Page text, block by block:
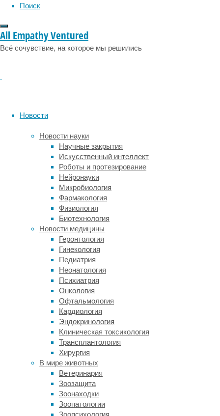
Поиск
All Empathy Ventured
Всё сочувствие, на которое мы решились
Новости
Новости науки
Научные закрытия
Искусственный интеллект
Роботы и протезирование
Нейронауки
Микробиология
Фармакология
Физиология
Биотехнология
Новости медицины
Геронтология
Гинекология
Педиатрия
Неонатология
Психиатрия
Онкология
Офтальмология
Кардиология
Эндокринология
Клиническая токсикология
Трансплантология
Хирургия
В мире животных
Ветеринария
Зоозащита
Зоонаходки
Зоопатологии
Зоопсихология
100
килограммов
в
же
габаритами
обладают
казуары,
нелетающие
птицы
Новой
Гвинеи
северо-
востока
Австралии.
Южный
подвид
достигает
1,8
метра
высоту
при
весе
80
килограммов.
Стоит
учитывать,
что,
отличие
от